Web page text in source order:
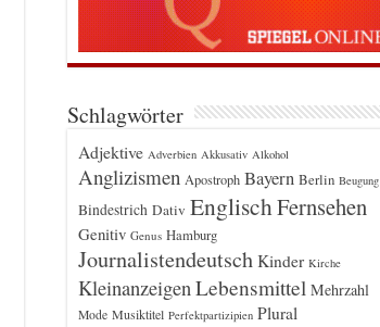
Schlagwörter
Adjektive Adverbien Akkusativ Alkohol
Anglizismen Apostroph Bayern Berlin Beugung
Bindestrich Dativ EnglischFernsehen
Genitiv Genus Hamburg
Journalistendeutsch Kinder Kirche
Kleinanzeigen Lebensmittel Mehrzahl
Mode Musiktitel Perfektpartizipien Plural